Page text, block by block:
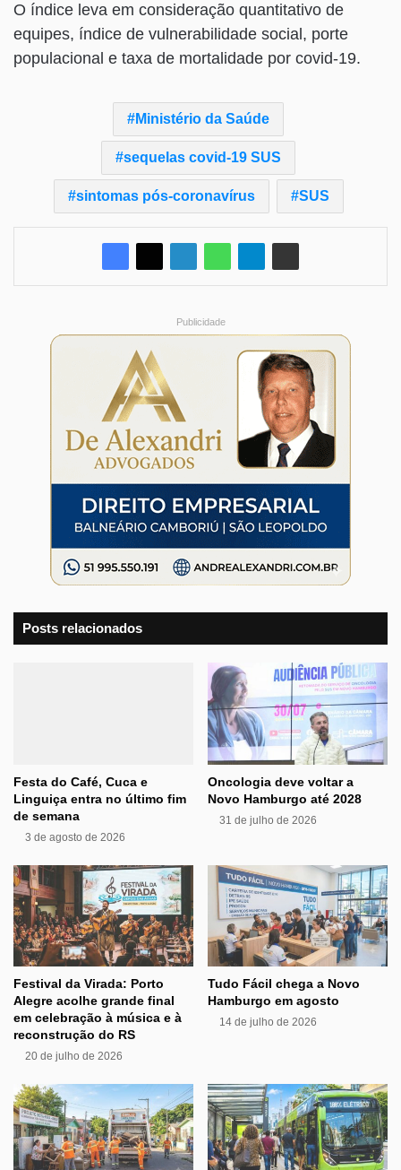
O índice leva em consideração quantitativo de
equipes, índice de vulnerabilidade social, porte
populacional e taxa de mortalidade por covid-19.
Ministério da Saúde
sequelas covid-19 SUS
sintomas pós-coronavírus SUS
Publicidade
Posts relacionados
Festa do Café, Cuca e
Linguiça entra no último fim
de semana
3 de agosto de 2026
Oncologia deve voltar a
Novo Hamburgo até 2028
31 de julho de 2026
Festival da Virada: Porto
Alegre acolhe grande final
em celebração à música e à
reconstrução do RS
20 de julho de 2026
Tudo Fácil chega a Novo
Hamburgo em agosto
14 de julho de 2026